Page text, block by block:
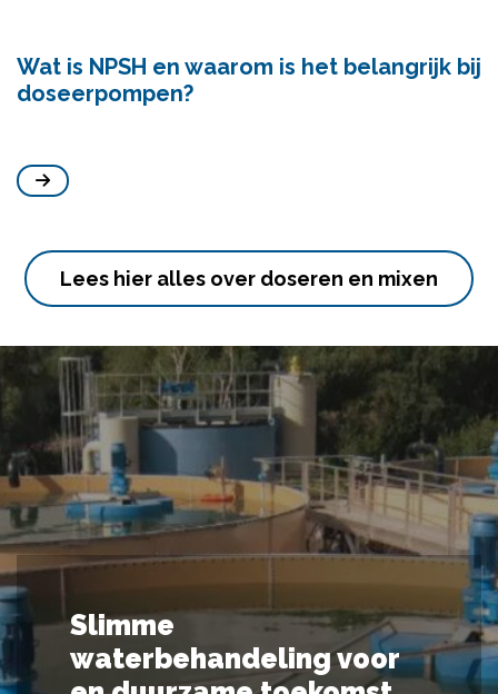
Wat is NPSH en waarom is het belangrijk bij
doseerpompen?
Lees hier alles over doseren en mixen
Slimme
waterbehandeling voor